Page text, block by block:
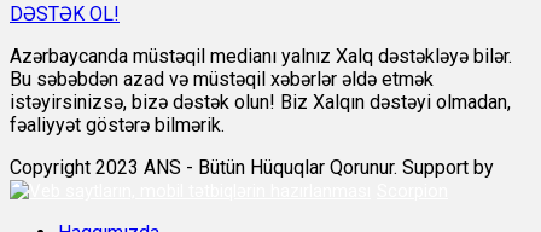
DƏSTƏK OL!
Azərbaycanda müstəqil medianı yalnız Xalq dəstəkləyə bilər.
Bu səbəbdən azad və müstəqil xəbərlər əldə etmək
istəyirsinizsə, bizə dəstək olun! Biz Xalqın dəstəyi olmadan,
fəaliyyət göstərə bilmərik.
Copyright 2023 ANS - Bütün Hüquqlar Qorunur. Support by